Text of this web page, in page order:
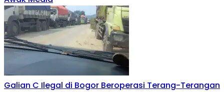
Galian C Ilegal di Bogor Beroperasi Terang-Terangan